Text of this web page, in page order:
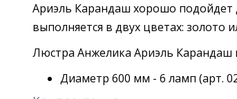
Ариэль Карандаш хорошо подойдет
выполняется в двух цветах: золото
Люстра Анжелика Ариэль Карандаш
Диаметр 600 мм - 6 ламп (арт.